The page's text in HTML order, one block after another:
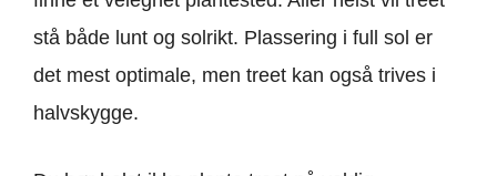
stå både lunt og solrikt. Plassering i full sol er
det mest optimale, men treet kan også trives i
halvskygge.